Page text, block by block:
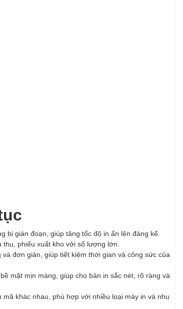
bị gián đoạn, giúp tăng tốc độ in ấn lên đáng kể.
phiếu xuất kho với số lượng lớn.
đơn giản, giúp tiết kiệm thời gian và công sức của
mặt mịn màng, giúp cho bản in sắc nét, rõ ràng và
khác nhau, phù hợp với nhiều loại máy in và nhu